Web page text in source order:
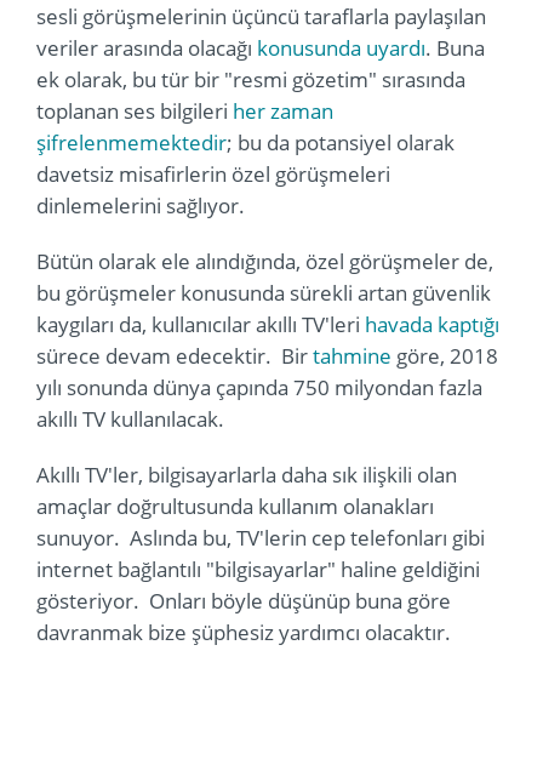
sesli görüşmelerinin üçüncü taraflarla paylaşılan
veriler arasında olacağı konusunda uyardı. Buna
ek olarak, bu tür bir "resmi gözetim" sırasında
toplanan ses bilgileri her zaman
şifrelenmemektedir; bu da potansiyel olarak
davetsiz misafirlerin özel görüşmeleri
dinlemelerini sağlıyor.
Bütün olarak ele alındığında, özel görüşmeler de,
bu görüşmeler konusunda sürekli artan güvenlik
kaygıları da, kullanıcılar akıllı TV'leri havada kaptığı
sürece devam edecektir. Birtahmine göre, 2018
yılı sonunda dünya çapında 750 milyondan fazla
akıllı TV kullanılacak.
Akıllı TV'ler, bilgisayarlarla daha sık ilişkili olan
amaçlar doğrultusunda kullanım olanakları
sunuyor. Aslında bu, TV'lerin cep telefonları gibi
internet bağlantılı "bilgisayarlar" haline geldiğini
gösteriyor. Onları böyle düşünüp buna göre
davranmak bize şüphesiz yardımcı olacaktır.